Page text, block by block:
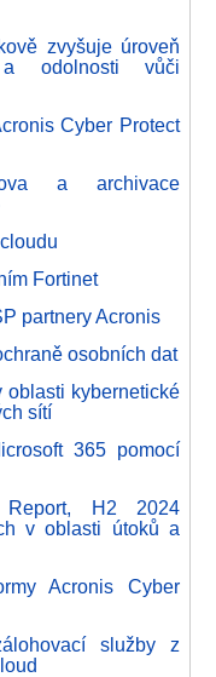
zvyšuje úroveň
a odolnosti vůči
Cyber Protect
a archivace
Fortinet
partnery Acronis
osobních dat
kybernetické
sítí
365 pomocí
Report, H2 2024
v oblasti útoků a
Acronis Cyber
služby z